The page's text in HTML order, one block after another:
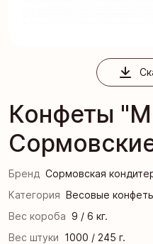
Конфеты
Бренд Сормовская
Категория Весовые
Вес короба 9 / 6 кг.
Вес штуки 1000 / 245 г.